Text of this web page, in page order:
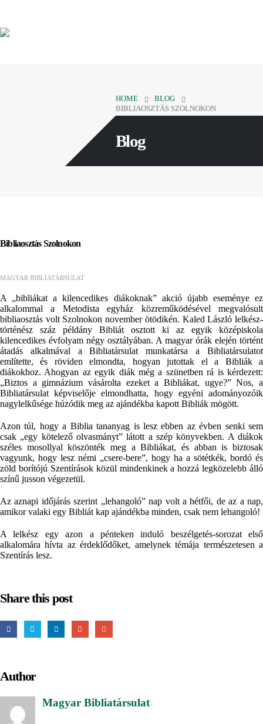
HOME
BLOG
BIBLIAOSZTÁS SZOLNOKON
Blog
Bibliaosztás Szolnokon
MAGYAR BIBLIATÁRSULAT
A „bibliákat a kilencedikes diákoknak” akció újabb eseménye ez
alkalommal a Metodista egyház közreműködésével megvalósult
bibliaosztás volt Szolnokon november ötödikén. Kaled László lelkész-
történész száz példány Bibliát osztott ki az egyik középiskola
kilencedikes évfolyam négy osztályában. A magyar órák elején történt
átadás alkalmával a Bibliatársulat munkatársa a Bibliatársulatot
említette, és röviden elmondta, hogyan jutottak el a Bibliák a
diákokhoz. Ahogyan az egyik diák még a szünetben rá is kérdezett:
„Biztos a gimnázium vásárolta ezeket a Bibliákat, ugye?” Nos, a
Bibliatársulat képviselője elmondhatta, hogy egyéni adományozóik
nagylelkűsége húzódik meg az ajándékba kapott Bibliák mögött.
Azon túl, hogy a Biblia tananyag is lesz ebben az évben senki sem
csak „egy kötelező olvasmányt” látott a szép könyvekben. A diákok
széles mosollyal köszönték meg a Bibliákat, és abban is biztosak
vagyunk, hogy lesz némi „csere-bere”, hogy ha a sötétkék, bordó és
zöld borítójú Szentírások közül mindenkinek a hozzá legközelebb álló
színű jusson végezetül.
Az aznapi időjárás szerint „lehangoló” nap volt a hétfői, de az a nap,
amikor valaki egy Bibliát kap ajándékba minden, csak nem lehangoló!
A lelkész egy azon a pénteken induló beszélgetés-sorozat első
alkalomára hívta az érdeklődőket, amelynek témája természetesen a
Szentírás lesz.
Share this post
Author
Magyar Bibliatársulat